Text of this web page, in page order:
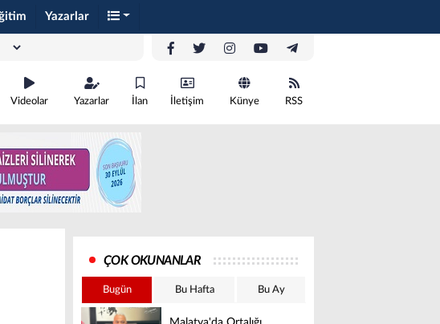
Yazarlar
Videolar Yazarlar İlan İletişim Künye RSS
ÇOK OKUNANLAR
Bugün Bu Hafta Bu Ay